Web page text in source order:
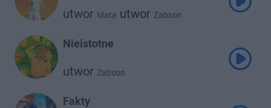
utwor Mata utwor Żabson
Nieistotne
utwor Żabson
Fakty